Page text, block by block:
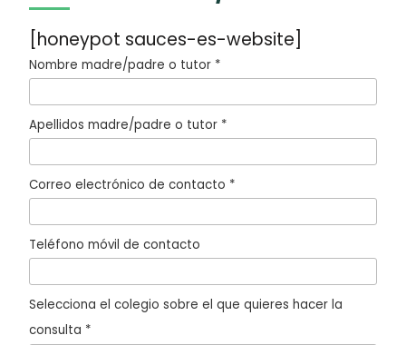
[honeypot sauces-es-website]
Nombre madre/padre o tutor *
Apellidos madre/padre o tutor *
Correo electrónico de contacto *
Teléfono móvil de contacto
Selecciona el colegio sobre el que quieres hacer la
consulta *